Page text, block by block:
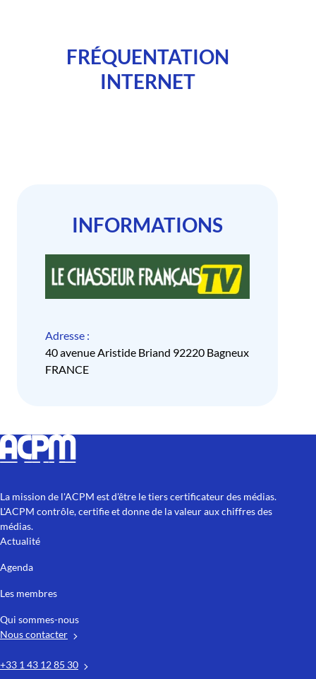
FRÉQUENTATION
INTERNET
INFORMATIONS
Adresse :
40 avenue Aristide Briand 92220 Bagneux
FRANCE
La mission de l'ACPM est d'être le tiers certificateur des médias.
L'ACPM contrôle, certifie et donne de la valeur aux chiffres des
médias.
Actualité
Agenda
Les membres
Qui sommes-nous
Nous contacter
+33 1 43 12 85 30